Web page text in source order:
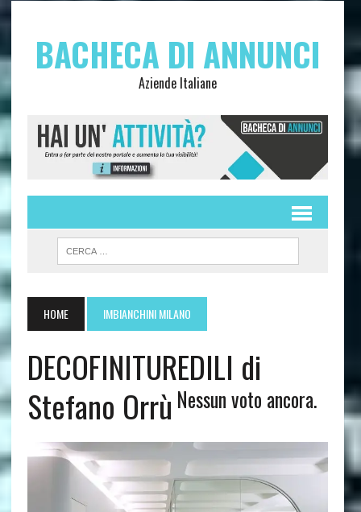
BACHECA DI ANNUNCI
Aziende Italiane
HOME IMBIANCHINI MILANO
DECOFINITUREDILI di
Stefano Orrù Nessun voto ancora.